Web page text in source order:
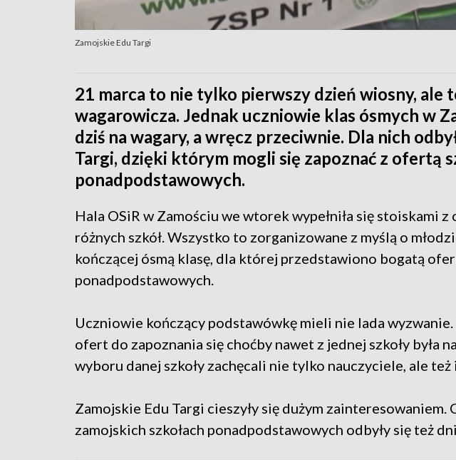
Zamojskie Edu Targi
21 marca to nie tylko pierwszy dzień wiosny, ale
wagarowicza. Jednak uczniowie klas ósmych w
dziś na wagary, a wręcz przeciwnie. Dla nich
Targi, dzięki którym mogli się zapoznać z ofertą
ponadpodstawowych.
Hala OSiR w Zamościu we wtorek wypełniła się stoiskami
różnych szkół. Wszystko to zorganizowane z myślą o
kończącej ósmą klasę, dla której przedstawiono bogatą
ponadpodstawowych.
Uczniowie kończący podstawówkę mieli nie lada
ofert do zapoznania się choćby nawet z jednej szkoły była
wyboru danej szkoły zachęcali nie tylko nauczyciele, ale też
Zamojskie Edu Targi cieszyły się dużym zainteresowaniem.
zamojskich szkołach ponadpodstawowych odbyły się też